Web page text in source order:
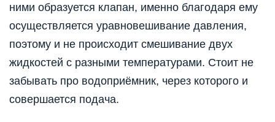
ними образуется клапан, именно благодаря ему
осуществляется уравновешивание давления,
поэтому и не происходит смешивание двух
жидкостей с разными температурами. Стоит не
забывать про водоприёмник, через которого и
совершается подача.